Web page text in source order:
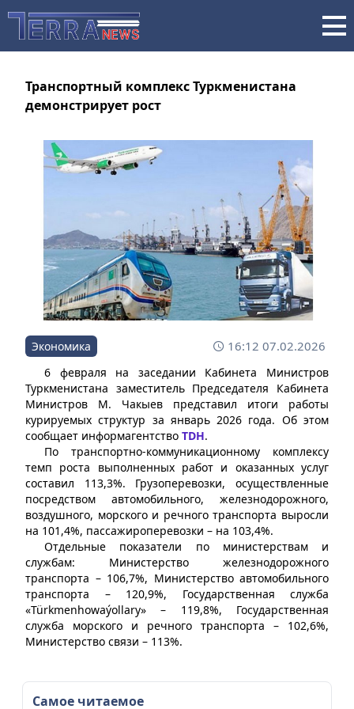
Транспортный комплекс Туркменистана
демонстрирует рост
Экономика 16:12 07.02.2026
6 февраля на заседании Кабинета Министров
Туркменистана заместитель Председателя Кабинета
Министров М. Чакыев представил итоги работы
курируемых структур за январь 2026 года. Об этом
сообщает информагентство TDH.
По транспортно-коммуникационному комплексу
темп роста выполненных работ и оказанных услуг
составил 113,3%. Грузоперевозки, осуществленные
посредством автомобильного, железнодорожного,
воздушного, морского и речного транспорта выросли
на 101,4%, пассажироперевозки – на 103,4%.
Отдельные показатели по министерствам и
службам: Министерство железнодорожного
транспорта – 106,7%, Министерство автомобильного
транспорта – 120,9%, Государственная служба
«Türkmenhowaýollary» – 119,8%, Государственная
служба морского и речного транспорта – 102,6%,
Министерство связи – 113%.
Самое читаемое